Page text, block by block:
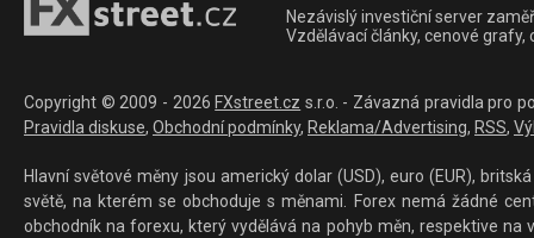
Nezávislý investiční server
Vzdělávací články, cenové
Copyright © 2009 - 2026 FXstreet.cz s.r.o. - Závazná pravidla pro
Pravidla diskuse, Obchodní podmínky, Reklama/Advertising, RSS,
Hlavní světové měny jsou americký dolar (USD), euro (EUR),
světě, na kterém se obchoduje s měnami. Forex nemá žádné
obchodník na forexu, který vydělává na pohyb měn, respektive